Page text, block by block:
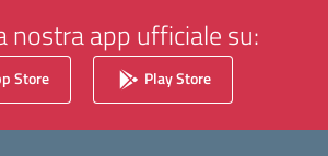
nostra app ufficiale su:
Store Play Store